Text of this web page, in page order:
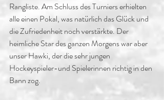
Rangliste. Am Schluss des Turniers erhielten
alle einen Pokal, was natürlich das Glück und
die Zufriedenheit noch verstärkte. Der
heimliche Star des ganzen Morgens war aber
unser Hawki, der die sehr jungen
Hockeyspieler-und Spielerinnen richtig in den
Bann zog.